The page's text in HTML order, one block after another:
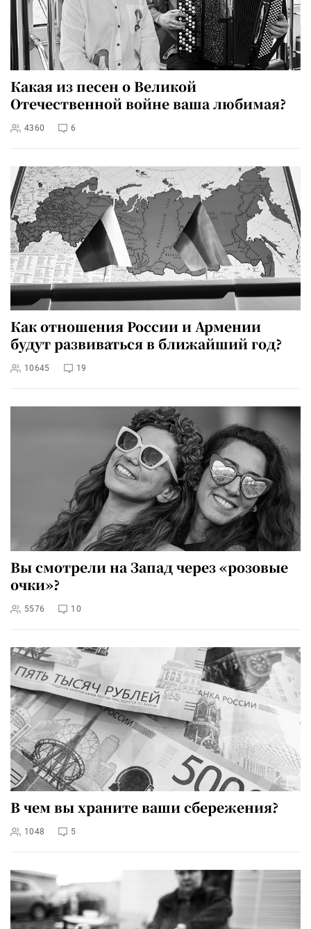
Какая из песен о Великой
Отечественной войне ваша любимая?
4360 6
Как отношения России и Армении
будут развиваться в ближайший год?
10645 19
Вы смотрели на Запад через «розовые
очки»?
5576 10
В чем вы храните ваши сбережения?
1048 5